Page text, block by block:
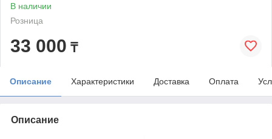
В наличии
Розница
33 000 ₸
Описание Характеристики Доставка Оплата
Описание